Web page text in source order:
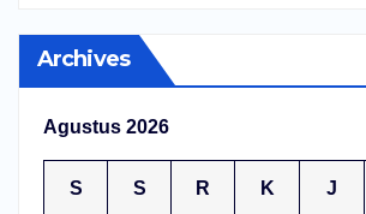
Archives
Agustus 2026
S S R K J